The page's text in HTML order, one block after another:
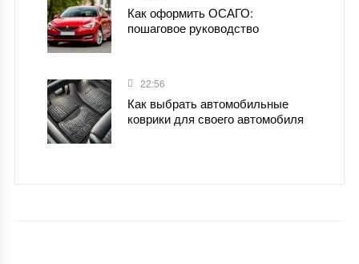
Как оформить ОСАГО:
пошаговое руководство
22:56
Как выбрать автомобильные
коврики для своего автомобиля